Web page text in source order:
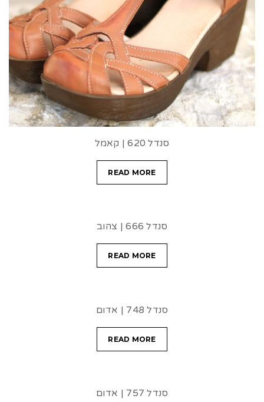
סנדל 620 | קאמל
READ MORE
סנדל 666 | צהוב
READ MORE
סנדל 748 | אדום
READ MORE
סנדל 757 | אדום